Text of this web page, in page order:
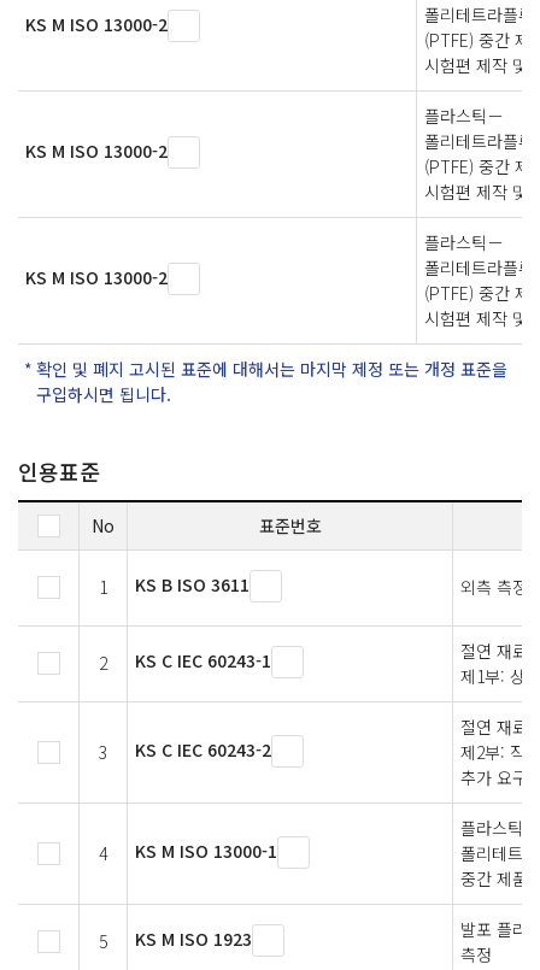
KS M ISO 13000-2
폴리테트라플루
(PTFE) 중간
시험편 제작 및
KS M ISO 13000-2
플라스틱－
폴리테트라플루
(PTFE) 중간 제
시험편 제작 및
KS M ISO 13000-2
플라스틱－
폴리테트라플루
(PTFE) 중간 제
시험편 제작 및
확인 및 폐지 고시된 표준에 대해서는 마지막 제정 또는 개정 표준을
구입하시면 됩니다.
인용표준
No 표준번호
1 KS B ISO 3611 외측 측정
2 KS C IEC 60243-1
절연 재료
제1부: 상
3 KS C IEC 60243-2
절연 재료
제2부: 직
추가 요구
4 KS M ISO 13000-1
플라스틱－
폴리테트
중간 제품
5 KS M ISO 1923
발포 플라
측정